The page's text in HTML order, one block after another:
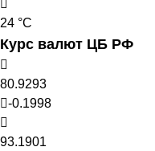
24 °C
Курс валют ЦБ РФ
80.9293
-0.1998
93.1901